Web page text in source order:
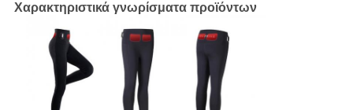
Χαρακτηριστικά γνωρίσματα προϊόντων